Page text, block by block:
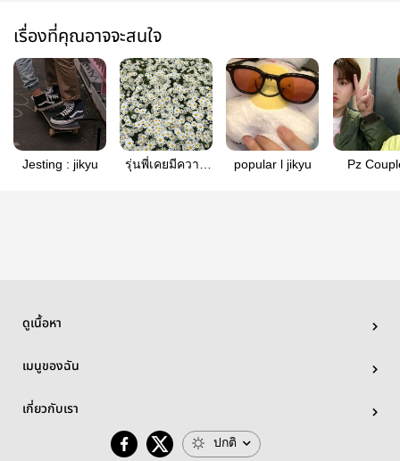
เรื่องที่คุณอาจจะสนใจ
Jesting : jikyu
รุ่นพี่เคยมีความ
popular l jikyu
Pz
ดูเนื้อหา
เมนูของฉัน
เกี่ยวกับเรา
ปกติ